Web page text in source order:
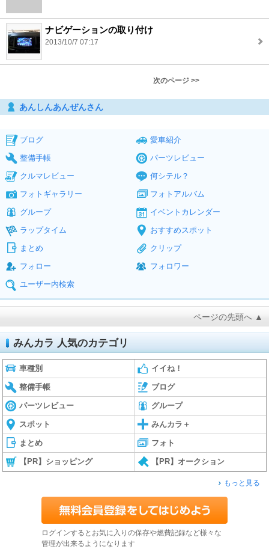
ナビゲーションの取り付け
2013/10/7 07:17
次のページ >>
あんしんあんぜんさん
ブログ
愛車紹介
整備手帳
パーツレビュー
クルマレビュー
何シテル？
フォトギャラリー
フォトアルバム
グループ
イベントカレンダー
ラップタイム
おすすめスポット
まとめ
クリップ
フォロー
フォロワー
ユーザー内検索
ページの先頭へ ▲
みんカラ 人気のカテゴリ
車種別 イイね！
整備手帳 ブログ
パーツレビュー グループ
スポット みんカラ＋
まとめ フォト
【PR】ショッピング 【PR】オークション
もっと見る
ログインするとお気に入りの保存や燃費記録など様々な
管理が出来るようになります